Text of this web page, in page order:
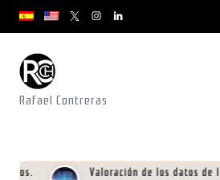
Saltar
contenido
youtube.com
youtube.comx.com/rafacontrerasch
instagram.com
youtube.com
Rafael Contreras
Valoración de los datos de la